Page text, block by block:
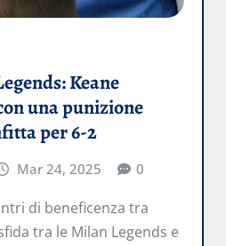
Keane
una punizione
per 6-2
Mar 24, 2025 0
di beneficenza tra
tra le Milan Legends e